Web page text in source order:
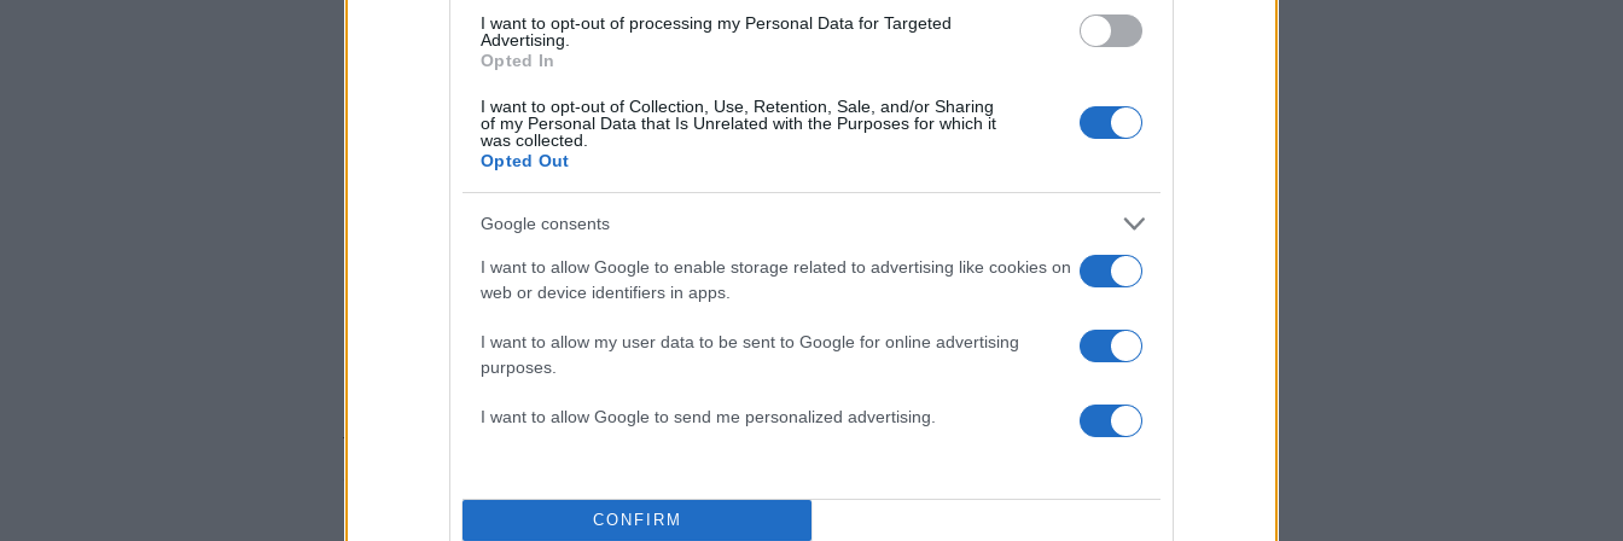
I want to opt-out of processing my Personal Data for Targeted
Advertising.
Opted In
I want to opt-out of Collection, Use, Retention, Sale, and/or Sharing
of my Personal Data that Is Unrelated with the Purposes for which it
was collected.
Opted Out
Google consents
I want to allow Google to enable storage related to advertising like cookies on
web or device identifiers in apps.
I want to allow my user data to be sent to Google for online advertising
purposes.
I want to allow Google to send me personalized advertising.
CONFIRM
Την εκδήλωση του Θησείου προετοιμάζει εθελοντική ομάδα σκηνοθετών και